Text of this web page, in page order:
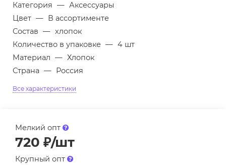
Категория — Аксессуары
Цвет — В ассортименте
Состав — хлопок
Количество в упаковке — 4 шт
Материал — Хлопок
Страна — Россия
Все характеристики
Мелкий опт
720 ₽/шт
Крупный опт